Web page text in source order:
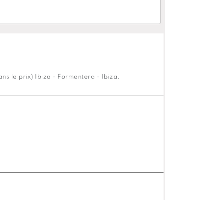
le prix) Ibiza - Formentera - Ibiza.